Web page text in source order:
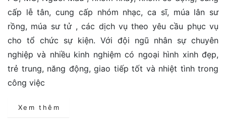
cấp lễ tân, cung cấp nhóm nhạc, ca sĩ, múa lân sư
rồng, múa sư tử , các dịch vụ theo yêu cầu phục vụ
cho tổ chức sự kiện. Với đội ngũ nhân sự chuyên
nghiệp và nhiều kinh nghiệm có ngoại hình xinh đẹp,
trẻ trung, năng động, giao tiếp tốt và nhiệt tình trong
công việc
Xem thêm